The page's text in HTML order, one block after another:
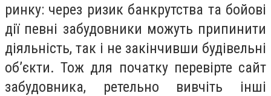
ринку: через ризик банкрутства та бойові
дії певні забудовники можуть припинити
діяльність, так і не закінчивши будівельні
об’єкти. Тож для початку перевірте сайт
забудовника, ретельно вивчіть інші